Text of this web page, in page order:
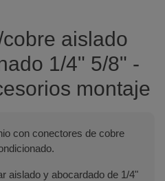
aislado
1/4" 5/8" -
montaje
con conectores de cobre
aislado y abocardado de 1/4"